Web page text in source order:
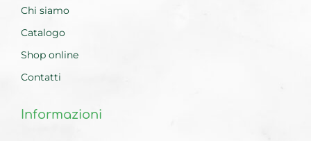
Chi siamo
Catalogo
Shop online
Contatti
Informazioni